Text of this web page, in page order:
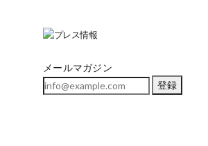
メールマガジン
登録